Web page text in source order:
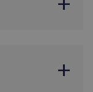
add